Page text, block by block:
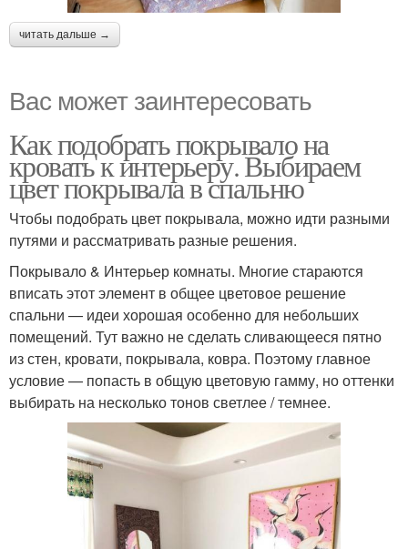
читать дальше →
Вас может заинтересовать
Как подобрать покрывало на
кровать к интерьеру. Выбираем
цвет покрывала в спальню
Чтобы подобрать цвет покрывала, можно идти разными
путями и рассматривать разные решения.
Покрывало & Интерьер комнаты. Многие стараются
вписать этот элемент в общее цветовое решение
спальни — идеи хорошая особенно для небольших
помещений. Тут важно не сделать сливающееся пятно
из стен, кровати, покрывала, ковра. Поэтому главное
условие — попасть в общую цветовую гамму, но оттенки
выбирать на несколько тонов светлее / темнее.